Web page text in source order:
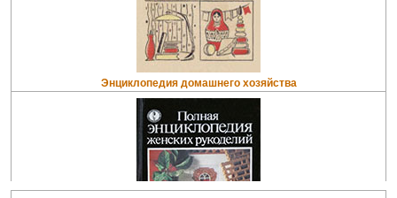
Энциклопедия домашнего хозяйства